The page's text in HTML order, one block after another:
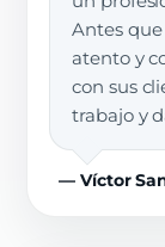
Antes
atento y
con sus
trabajo y
— Víctor